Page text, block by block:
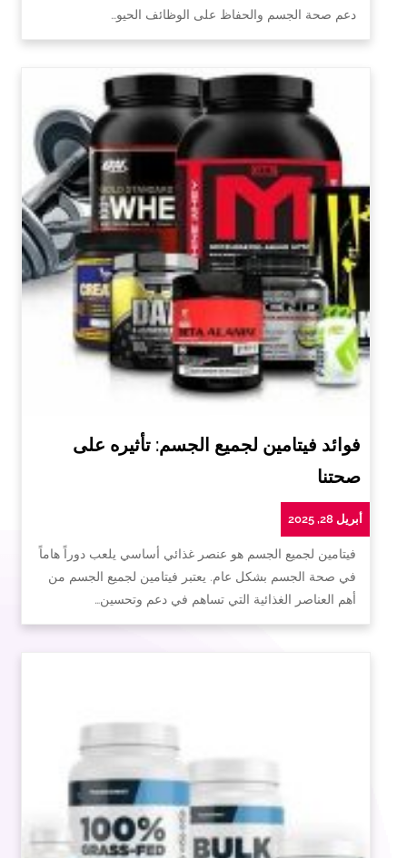
دعم صحة الجسم والحفاظ على الوظائف الحيو…
فوائد فيتامين لجميع الجسم: تأثيره على
صحتنا
أبريل 28, 2025
فيتامين لجميع الجسم هو عنصر غذائي أساسي يلعب دوراً هاماً
في صحة الجسم بشكل عام. يعتبر فيتامين لجميع الجسم من
أهم العناصر الغذائية التي تساهم في دعم وتحسين…